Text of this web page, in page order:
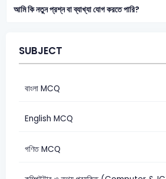
আমি কি নতুন প্রশ্ন বা ব্যাখ্যা যোগ করতে পারি?
SUBJECT
বাংলা MCQ
English MCQ
গণিত MCQ